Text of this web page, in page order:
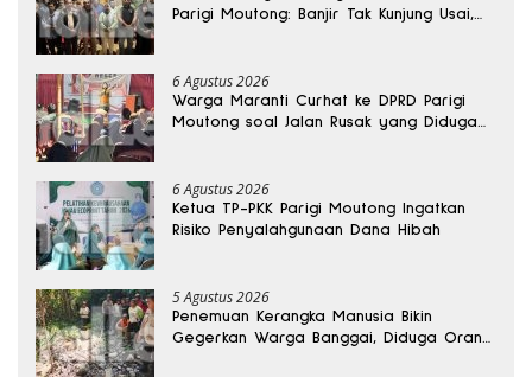
Parigi Moutong: Banjir Tak Kunjung Usai,
6 Agustus 2026
Warga Maranti Curhat ke DPRD Parigi
Moutong soal Jalan Rusak yang Diduga
6 Agustus 2026
Ketua TP-PKK Parigi Moutong Ingatkan
Risiko Penyalahgunaan Dana Hibah
5 Agustus 2026
Penemuan Kerangka Manusia Bikin
Gegerkan Warga Banggai, Diduga Orang